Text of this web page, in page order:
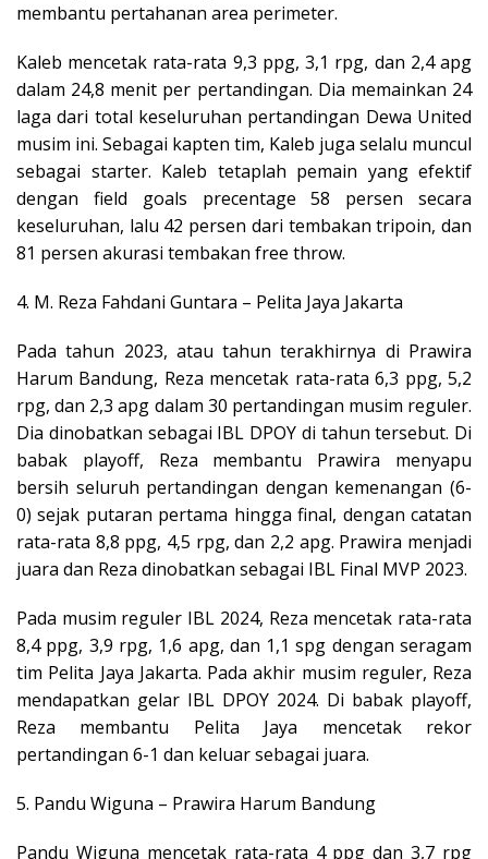
membantu pertahanan area perimeter.
Kaleb mencetak rata-rata 9,3 ppg, 3,1 rpg, dan 2,4 apg
dalam 24,8 menit per pertandingan. Dia memainkan 24
laga dari total keseluruhan pertandingan Dewa United
musim ini. Sebagai kapten tim, Kaleb juga selalu muncul
sebagai starter. Kaleb tetaplah pemain yang efektif
dengan field goals precentage 58 persen secara
keseluruhan, lalu 42 persen dari tembakan tripoin, dan
81 persen akurasi tembakan free throw.
4. M. Reza Fahdani Guntara – Pelita Jaya Jakarta
Pada tahun 2023, atau tahun terakhirnya di Prawira
Harum Bandung, Reza mencetak rata-rata 6,3 ppg, 5,2
rpg, dan 2,3 apg dalam 30 pertandingan musim reguler.
Dia dinobatkan sebagai IBL DPOY di tahun tersebut. Di
babak playoff, Reza membantu Prawira menyapu
bersih seluruh pertandingan dengan kemenangan (6-
0) sejak putaran pertama hingga final, dengan catatan
rata-rata 8,8 ppg, 4,5 rpg, dan 2,2 apg. Prawira menjadi
juara dan Reza dinobatkan sebagai IBL Final MVP 2023.
Pada musim reguler IBL 2024, Reza mencetak rata-rata
8,4 ppg, 3,9 rpg, 1,6 apg, dan 1,1 spg dengan seragam
tim Pelita Jaya Jakarta. Pada akhir musim reguler, Reza
mendapatkan gelar IBL DPOY 2024. Di babak playoff,
Reza membantu Pelita Jaya mencetak rekor
pertandingan 6-1 dan keluar sebagai juara.
5. Pandu Wiguna – Prawira Harum Bandung
Pandu Wiguna mencetak rata-rata 4 ppg dan 3,7 rpg